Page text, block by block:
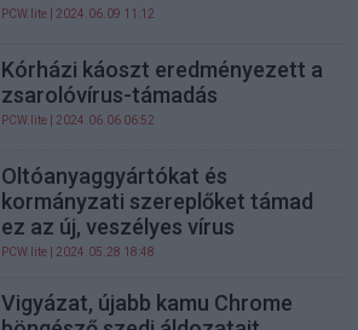
PCW.lite | 2024.06.09 11:12
Kórházi káoszt eredményezett a
zsarolóvírus-támadás
PCW.lite | 2024.06.06 06:52
Oltóanyaggyártókat és
kormányzati szereplőket támad
ez az új, veszélyes vírus
PCW.lite | 2024.05.28 18:48
Vigyázat, újabb kamu Chrome